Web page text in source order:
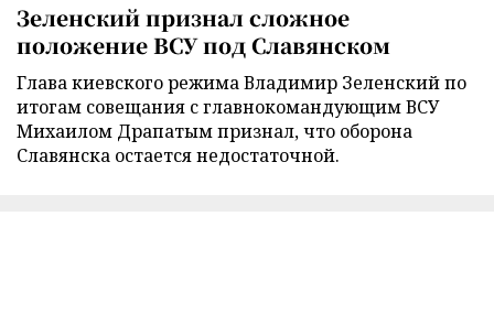
Зеленский признал сложное
положение ВСУ под Славянском
Глава киевского режима Владимир Зеленский по
итогам совещания с главнокомандующим ВСУ
Михаилом Драпатым признал, что оборона
Славянска остается недостаточной.